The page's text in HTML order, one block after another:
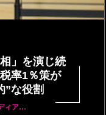
」を演じ続
率1％策が
”な役割
ィア…